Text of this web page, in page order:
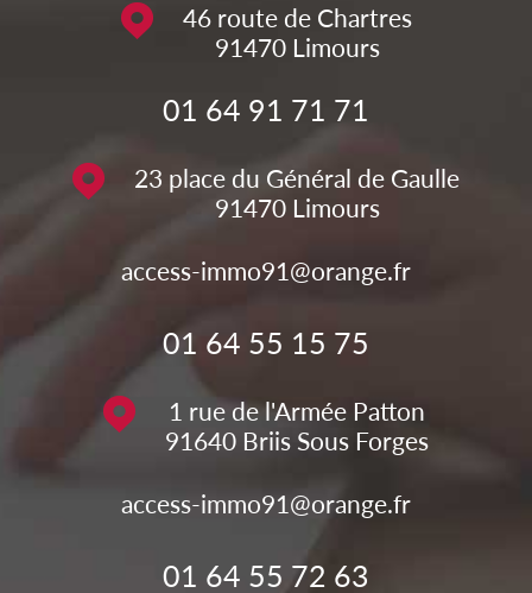
46 route de Chartres
91470 Limours
01 64 91 71 71
23 place du Général de Gaulle
91470 Limours
access-immo91@orange.fr
01 64 55 15 75
1 rue de l'Armée Patton
91640 Briis Sous Forges
access-immo91@orange.fr
01 64 55 72 63